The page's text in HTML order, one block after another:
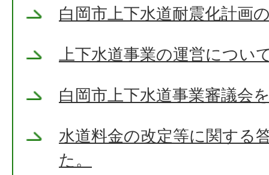
白岡市上下水道耐震化計画
上下水道事業の運営につい
白岡市上下水道事業審議会
水道料金の改定等に関する
た。